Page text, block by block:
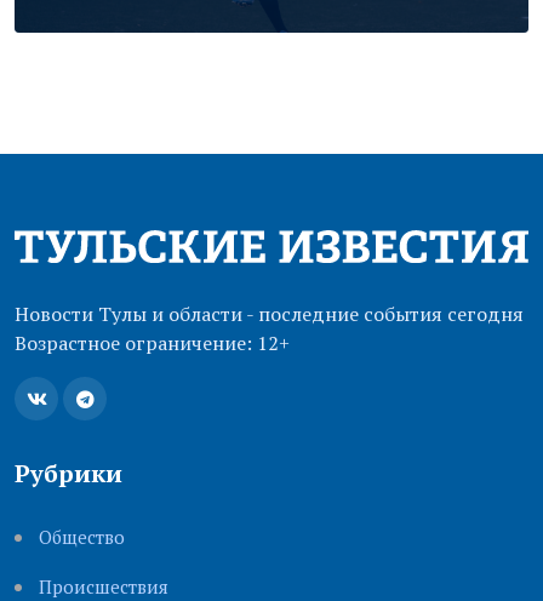
Новости Тулы и области - последние события сегодня
Возрастное ограничение: 12+
Рубрики
Общество
Происшествия